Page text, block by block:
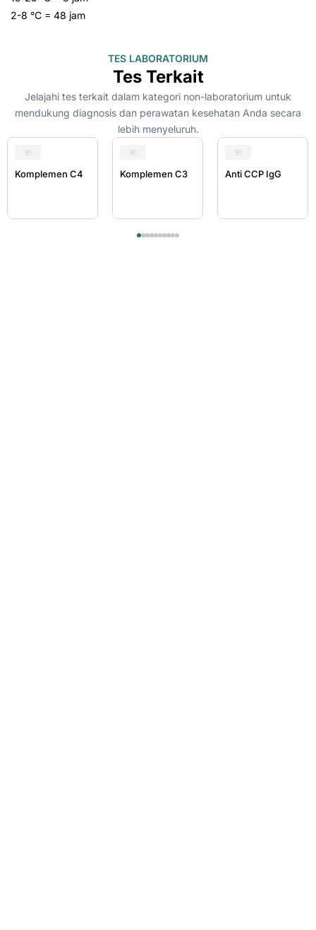
2-8 °C = 48 jam
TES LABORATORIUM
Tes Terkait
Jelajahi tes terkait dalam kategori non-laboratorium untuk
mendukung diagnosis dan perawatan kesehatan Anda secara
lebih menyeluruh.
Komplemen C4 Komplemen C3 Anti CCP IgG